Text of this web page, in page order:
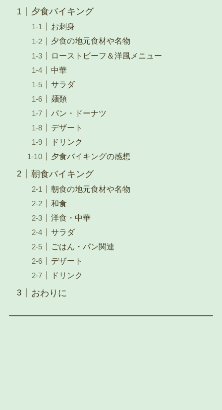
夕食バイキング
お刺身
夕食の地元食材や名物
ローストビーフ＆洋風メニュー
中華
サラダ
麺類
パン・ドーナツ
デザート
ドリンク
夕食バイキングの感想
朝食バイキング
朝食の地元食材や名物
和食
洋食・中華
サラダ
ごはん・パン関連
デザート
ドリンク
おわりに